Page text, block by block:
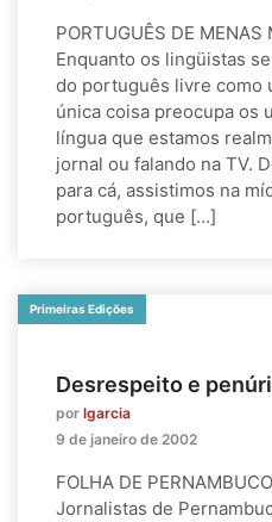
PORTUGUÊS DE
Enquanto os lingüistas
do português livre como
única coisa preocupa os
língua que estamos
jornal ou falando na TV.
para cá, assistimos na
português, que […]
Primeiras Edições
Desrespeito e
por lgarcia
9 de janeiro de 2002
FOLHA DE
Jornalistas de